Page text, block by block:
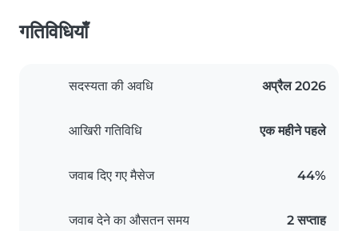
गतिविधियाँ
सदस्यता की अवधि अप्रैल 2026
आखिरी गतिविधि एक महीने पहले
जवाब दिए गए मैसेज 44%
जवाब देने का औसतन समय 2 सप्ताह